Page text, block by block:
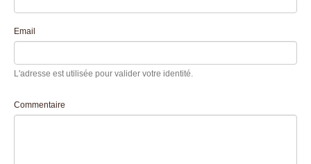
Email
L'adresse est utilisée pour valider votre identité.
Commentaire